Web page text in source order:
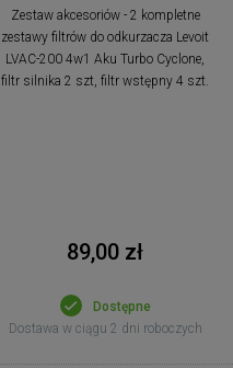
Zestaw akcesoriów - 2 kompletne
zestawy filtrów do odkurzacza Levoit
LVAC-200 4w1 Aku Turbo Cyclone,
filtr silnika 2 szt, filtr wstępny 4 szt.
89,00 zł
Dostępne
Dostawa w ciągu 2 dni roboczych